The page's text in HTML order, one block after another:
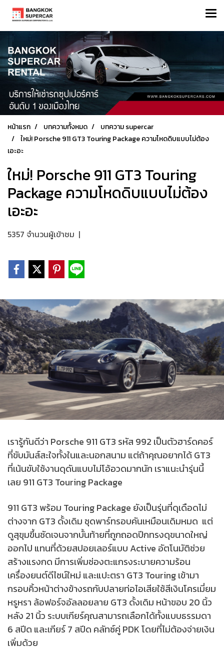
หน้าแรก บทความทั้งหมด
บทความ supercar
ใหม่! Porsche 911 GT3 Touring Package ความโหดดิบแบบไม่ต้อง
เอะอะ
ใหม่! Porsche 911 GT3 Touring
Package ความโหดดิบแบบไม่ต้อง
เอะอะ
5357 จำนวนผู้เข้าชม |
เรารู้กันดีว่า Porsche 911 GT3 รหัส 992 เป็นตัวฮาร์ดคอร์
ที่ขับมันส์สะใจทั้งในและนอกสนาม แต่ถ้าคุณอยากได้ GT3
ที่เน้นขับใช้งานดุดันแบบไม่โอ้อวดมากนัก เราแนะนำรุ่นนี้
เลย 911 GT3 Touring Package
911 GT3 พร้อม Touring Package ยังเป็นรุ่นที่ดุเดือดไม่
ต่างจาก GT3 ดั้งเดิม ชุดพาร์ทรอบคันเหมือนเดิมหมด แต่
ดูสุขุมขึ้นชัดเจนจากบั้นท้ายที่ถูกถอดปีกทรงดุขนาดใหญ่
ออกไป แทนที่ด้วยสปอยเลอร์แบบ Active อัตโนมัติช่วย
สร้างแรงกด มีการเพิ่มช่องตะแกรงระบายความร้อน
เครื่องยนต์ดีไซน์ใหม่ และแปะตรา GT3 Touring เข้ามา
กรอบคิ้วหน้าต่างข้างรถกับปลายท่อไอเสียใช้สีเงินโครเมี่ยม
หรูหรา ล้อฟอร์จอัลลอยลาย GT3 ดั้งเดิม หน้าขอบ 20 นิ้ว
หลัง 21 นิ้ว ระบบเกียร์คุณสามารถเลือกได้ทั้งแบบธรรมดา
6 สปีด และเกียร์ 7 สปีด คลัทซ์คู่ PDK โดยที่ไม่ต้องจ่ายเงิน
เพิ่มด้วย